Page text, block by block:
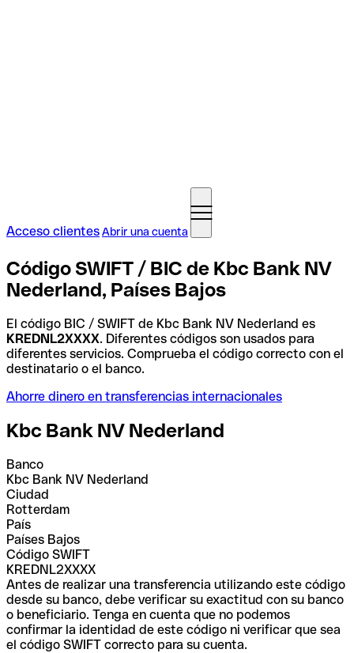
Acceso clientesAbrir una cuenta
Código SWIFT / BIC de Kbc Bank NV
Nederland, Países Bajos
El código BIC / SWIFT de Kbc Bank NV Nederland es
KREDNL2XXXX. Diferentes códigos son usados para
diferentes servicios. Comprueba el código correcto con el
destinatario o el banco.
Ahorre dinero en transferencias internacionales
Kbc Bank NV Nederland
Banco
Kbc Bank NV Nederland
Ciudad
Rotterdam
País
Países Bajos
Código SWIFT
KREDNL2XXXX
Antes de realizar una transferencia utilizando este código
desde su banco, debe verificar su exactitud con su banco
o beneficiario. Tenga en cuenta que no podemos
confirmar la identidad de este código ni verificar que sea
el código SWIFT correcto para su cuenta.